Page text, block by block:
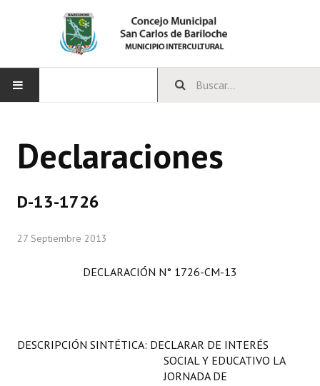
CONCEJO
Comisiones Permanentes
Comisiones Especiales
Declaraciones
D-13-1726
27 Septiembre 2013
DECLARACIÓN N° 1726-CM-13
DESCRIPCIÓN SINTÉTICA: DECLARAR DE INTERÉS
SOCIAL Y EDUCATIVO LA
JORNADA DE